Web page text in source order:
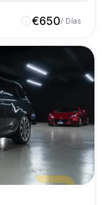
€650/ Días